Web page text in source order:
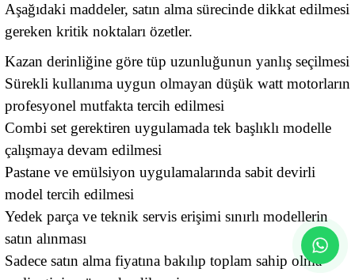
Aşağıdaki maddeler, satın alma sürecinde dikkat edilmesi
gereken kritik noktaları özetler.
Kazan derinliğine göre tüp uzunluğunun yanlış seçilmesi
Sürekli kullanıma uygun olmayan düşük watt motorların
profesyonel mutfakta tercih edilmesi
Combi set gerektiren uygulamada tek başlıklı modelle
çalışmaya devam edilmesi
Pastane ve emülsiyon uygulamalarında sabit devirli
model tercih edilmesi
Yedek parça ve teknik servis erişimi sınırlı modellerin
satın alınması
Sadece satın alma fiyatına bakılıp toplam sahip olma